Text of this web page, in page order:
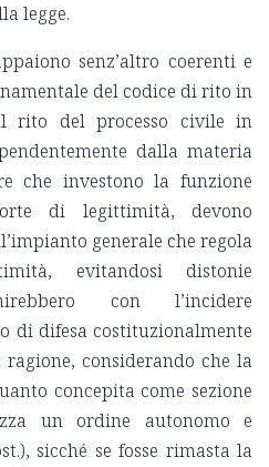
legge.
senz’altro coerenti e
del codice di rito in
rito del processo civile in
dalla materia
che investono la funzione
di legittimità, devono
generale che regola
evitandosi distonie
con l’incidere
di difesa costituzionalmente
considerando che la
concepita come sezione
un ordine autonomo e
sicché se fosse rimasta la